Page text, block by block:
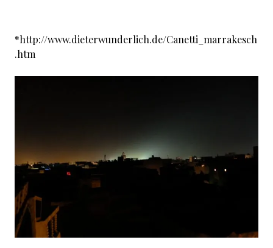
*http://www.dieterwunderlich.de/Canetti_marrakesch
.htm